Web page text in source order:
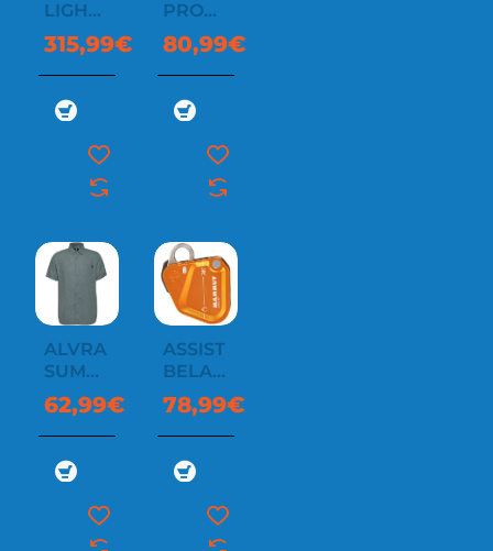
LIGHT
3 IN 1
HS
HOODED
JACKET
MEN
315,99€
PRO
LIGHT
80,99€
ALVRA
SUMMER
SHIRT
MEN
62,99€
ASSIST
BELAY
RESISTOR
78,99€